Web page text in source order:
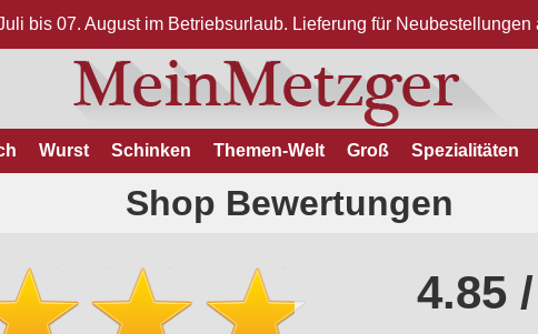
bis 07. August im Betriebsurlaub. Lieferung für
Wurst Schinken Themen-Welt Groß Spezialitäten
Shop Bewertungen
4.85